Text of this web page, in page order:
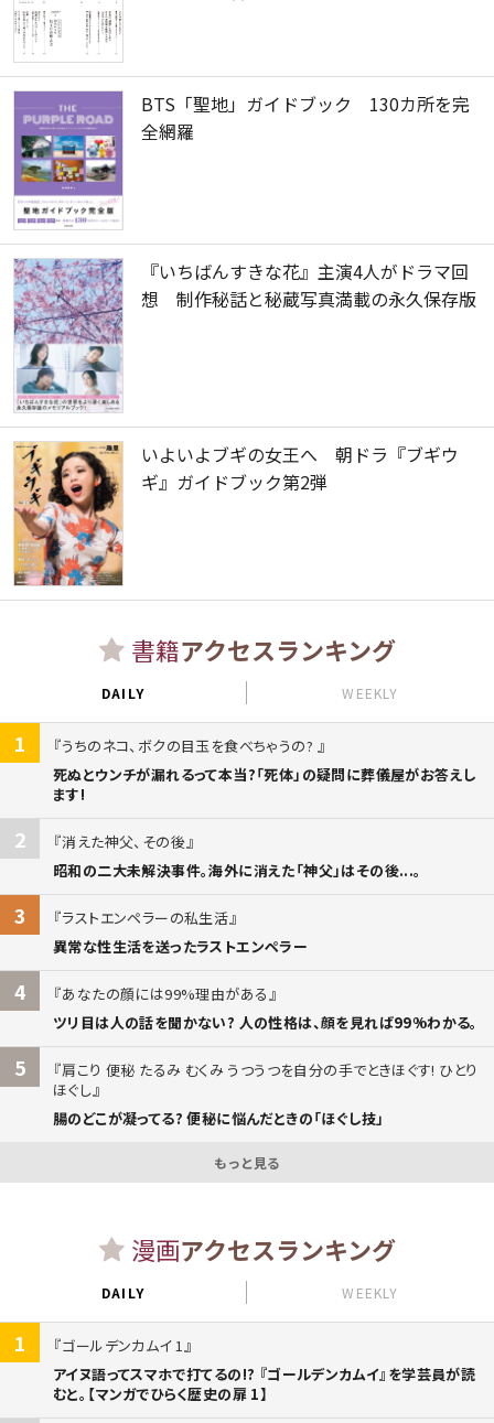
BTS「聖地」ガイドブック 130カ所を完
全網羅
『いちばんすきな花』主演4人がドラマ回
想 制作秘話と秘蔵写真満載の永久保存版
いよいよブギの女王へ 朝ドラ『ブギウ
ギ』ガイドブック第2弾
書籍アクセスランキング
DAILY WEEKLY
1
うちのネコ、ボクの目玉を食べちゃうの?
死ぬとウンチが漏れるって本当?「死体」の疑問に葬儀屋がお答えし
ます!
2
消えた神父、その後
昭和の二大未解決事件。海外に消えた「神父」はその後...。
3
ラストエンペラーの私生活
異常な性生活を送ったラストエンペラー
4
あなたの顔には99%理由がある
ツリ目は人の話を聞かない? 人の性格は、顔を見れば99%わかる。
5
肩こり 便秘 たるみ むくみ うつうつを自分の手でときほぐす! ひとり
ほぐし
腸のどこが凝ってる? 便秘に悩んだときの「ほぐし技」
もっと見る
漫画アクセスランキング
DAILY WEEKLY
1
ゴールデンカムイ 1
アイヌ語ってスマホで打てるの!? 『ゴールデンカムイ』を学芸員が読
むと。【マンガでひらく歴史の扉 1】